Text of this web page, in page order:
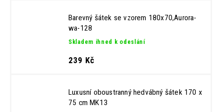
Barevný šátek se vzorem 180x70,Aurora-
wa-128
Skladem ihned k odeslání
239 Kč
Luxusní oboustranný hedvábný šátek 170 x
75 cm MK13